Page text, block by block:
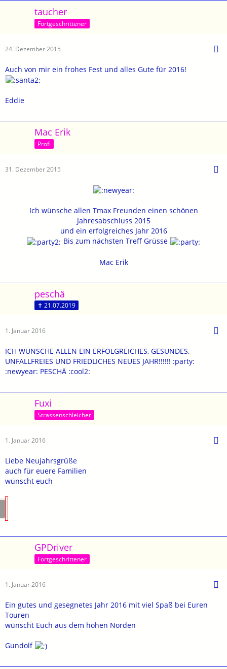
taucher
Fortgeschrittener
24. Dezember 2015
Auch von mir ein frohes Fest und alles Gute für 2016!
Eddie
Mac Erik
Profi
31. Dezember 2015
Ich wünsche allen Tmax Freunden einen schönen
Jahresabschluss 2015
und ein erfolgreiches Jahr 2016
Bis zum nächsten Treff Grüsse
Mac Erik
peschä
✝ 21.07.2019
1. Januar 2016
ICH WÜNSCHE ALLEN EIN ERFOLGREICHES, GESUNDES,
UNFALLFREIES UND FRIEDLICHES NEUES JAHR!!!!!! :party:
:newyear: PESCHÄ :cool2:
Fuxi
Strassenschleicher
1. Januar 2016
Liebe Neujahrsgrüße
auch für euere Familien
wünscht euch
GPDriver
Fortgeschrittener
1. Januar 2016
Ein gutes und gesegnetes Jahr 2016 mit viel Spaß bei Euren
Touren
wünscht Euch aus dem hohen Norden
Gundolf